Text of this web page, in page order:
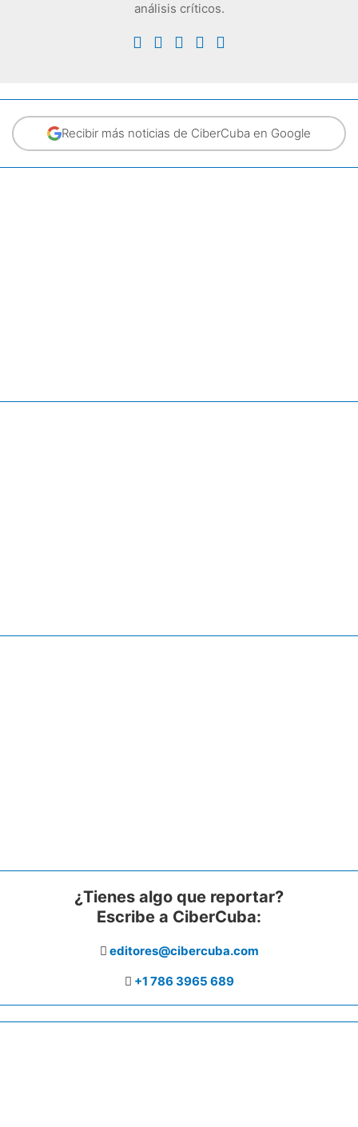
análisis críticos.
Recibir más noticias de CiberCuba en Google
¿Tienes algo que reportar?
Escribe a CiberCuba:
editores@cibercuba.com
+1 786 3965 689